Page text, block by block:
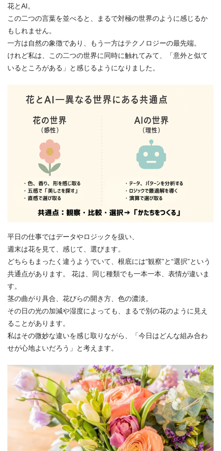
花とAI。
この二つの言葉を並べると、まるで対極の世界のように感じるか
もしれません。
一方は自然の象徴であり、もう一方はテクノロジーの最先端。
けれど私は、この二つの世界に同時に触れてみて、「意外と似て
いるところがある」と感じるようになりました。
平日の仕事ではデータやロジックを扱い、
週末は花を見て、感じて、選びます。
どちらもまったく違うようでいて、根底には“観察”と“選択”という
共通点があります。 花は、同じ種類でも一本一本、表情が違いま
す。
茎の曲がり具合、花びらの開き方、色の濃淡。
その日の光の加減や湿度によっても、まるで別の花のように見え
ることがあります。
私はその微妙な違いを感じ取りながら、「今日はどんな組み合わ
せが心地よいだろう」と考えます。